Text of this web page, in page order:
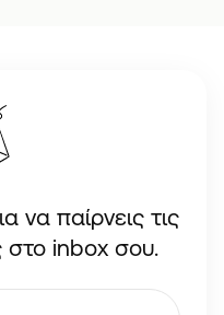
να παίρνεις τις
στο inbox σου.